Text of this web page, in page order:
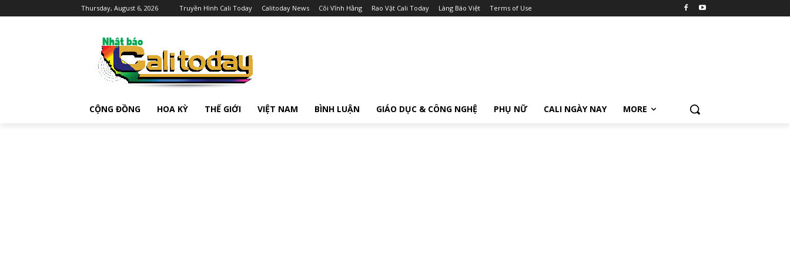
Thursday, August 6, 2026 Truyền Hình Cali Today Calitoday News Cõi Vĩnh Hằng Rao Vặt Cali Today Làng Báo Việt Terms of Use
CỘNG ĐỒNG HOA KỲ THẾ GIỚI VIỆT NAM BÌNH LUẬN GIÁO DỤC & CÔNG NGHỆ PHỤ NỮ CALI NGÀY NAY MORE